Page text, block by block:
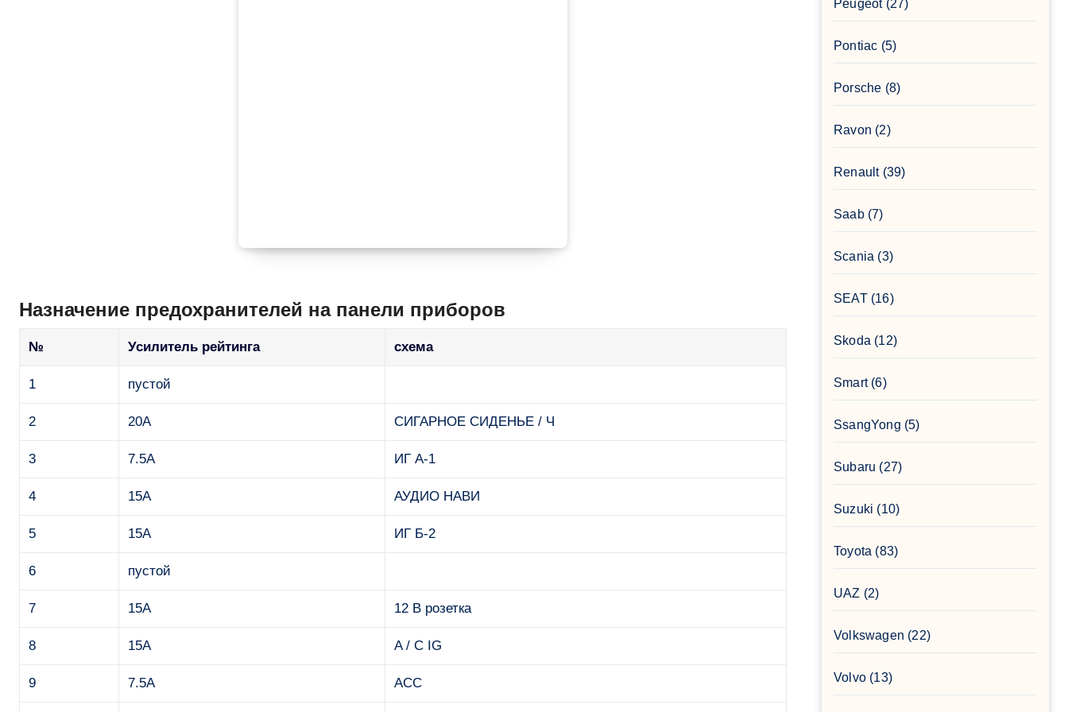
Назначение предохранителей на панели приборов
№ Усилитель рейтинга схема
1 пустой
2 20А СИГАРНОЕ СИДЕНЬЕ / Ч
3 7.5A ИГ А-1
4 15А АУДИО НАВИ
5 15А ИГ Б-2
6 пустой
7 15А 12 В розетка
8 15А A / C IG
9 7.5A ACC
Peugeot(27)
Pontiac (5)
Porsche (8)
Ravon (2)
Renault(39)
Saab(7)
Scania (3)
SEAT(16)
Skoda (12)
Smart(6)
SsangYong (5)
Subaru (27)
Suzuki (10)
Toyota (83)
UAZ (2)
Volkswagen (22)
Volvo (13)